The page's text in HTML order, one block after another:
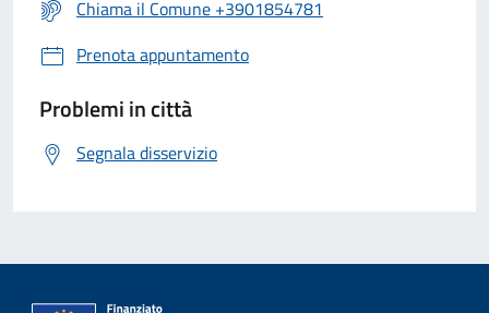
Chiama il Comune +3901854781
Prenota appuntamento
Problemi in città
Segnala disservizio